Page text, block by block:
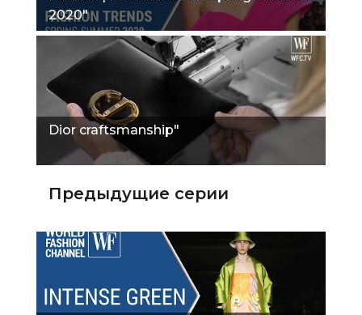
2020"
Dior craftsmanship"
Предыдущие серии